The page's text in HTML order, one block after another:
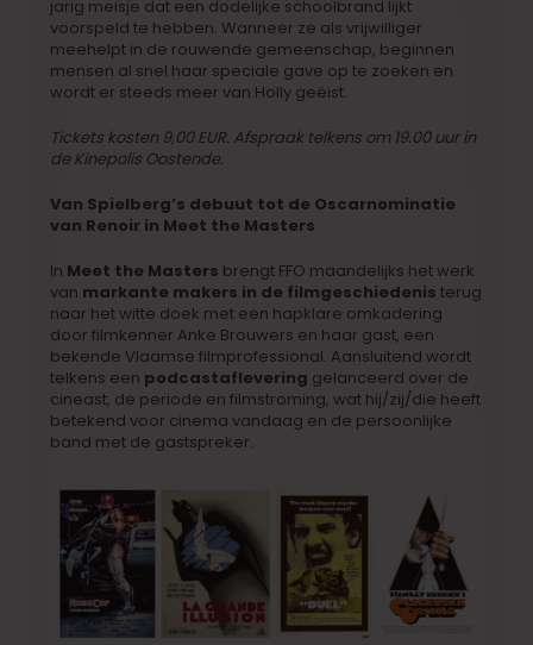
jarig meisje dat een dodelijke schoolbrand lijkt
voorspeld te hebben. Wanneer ze als vrijwilliger
meehelpt in de rouwende gemeenschap, beginnen
mensen al snel haar speciale gave op te zoeken en
wordt er steeds meer van Holly geëist.
Tickets kosten 9,00 EUR. Afspraak telkens om 19.00 uur in
de Kinepolis Oostende.
Van Spielberg’s debuut tot de Oscarnominatie
van Renoir in Meet the Masters
In Meet the Masters brengt FFO maandelijks het werk
van markante makers in de filmgeschiedenisterug
naar het witte doek met een hapklare omkadering
door filmkenner Anke Brouwers en haar gast, een
bekende Vlaamse filmprofessional. Aansluitend wordt
telkens een podcastaflevering gelanceerd over de
cineast, de periode en filmstroming, wat hij/zij/die heeft
betekend voor cinema vandaag en de persoonlijke
band met de gastspreker.